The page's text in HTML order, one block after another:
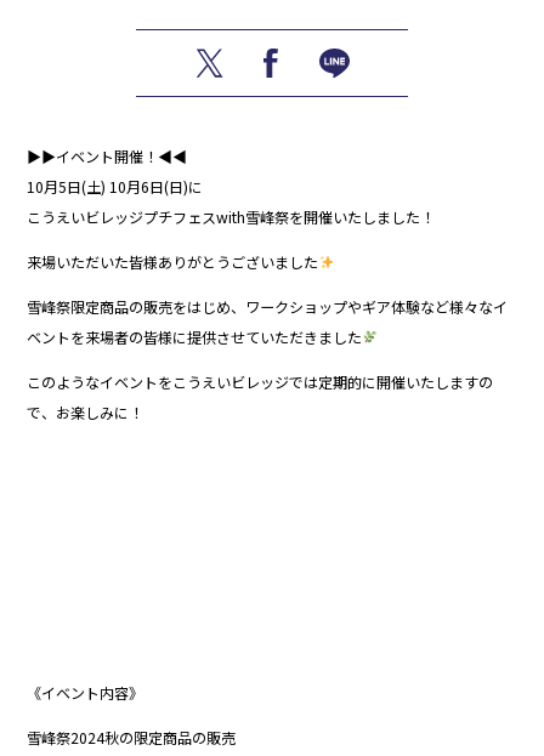
▶▶イベント開催！◀◀
10月5日(土) 10月6日(日)に
こうえいビレッジプチフェスwith雪峰祭を開催いたしました！
来場いただいた皆様ありがとうございました
雪峰祭限定商品の販売をはじめ、ワークショップやギア体験など様々なイ
ベントを来場者の皆様に提供させていただきました
このようなイベントをこうえいビレッジでは定期的に開催いたしますの
で、お楽しみに！
《イベント内容》
雪峰祭2024秋の限定商品の販売